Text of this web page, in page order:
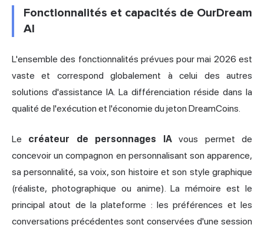
Fonctionnalités et capacités de OurDream
AI
L'ensemble des fonctionnalités prévues pour mai 2026 est
vaste et correspond globalement à celui des autres
solutions d'assistance IA. La différenciation réside dans la
qualité de l'exécution et l'économie du jeton DreamCoins.
Le créateur de personnages IAvous permet de
concevoir un compagnon en personnalisant son apparence,
sa personnalité, sa voix, son histoire et son style graphique
(réaliste, photographique ou anime). La mémoire est le
principal atout de la plateforme : les préférences et les
conversations précédentes sont conservées d'une session